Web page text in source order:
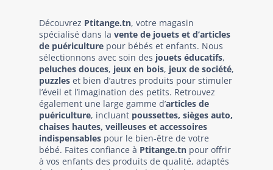
Découvrez Ptitange.tn, votre magasin
spécialisé dans la vente de jouets et d’articles
de puériculture pour bébés et enfants. Nous
sélectionnons avec soin des jouets éducatifs,
peluches douces, jeux en bois, jeux de société,
puzzles et bien d’autres produits pour stimuler
l’éveil et l’imagination des petits. Retrouvez
également une large gamme d’articles de
puériculture, incluant poussettes, sièges auto,
chaises hautes, veilleuses et accessoires
indispensables pour le bien-être de votre
bébé. Faites confiance à Ptitange.tn pour offrir
à vos enfants des produits de qualité, adaptés